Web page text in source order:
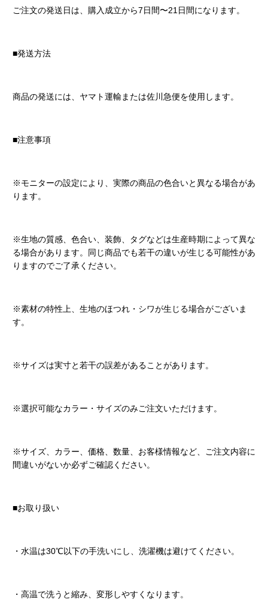
ご注文の発送日は、購入成立から7日間〜21日間になります。
■発送方法
商品の発送には、ヤマト運輸または佐川急便を使用します。
■注意事項
※モニターの設定により、実際の商品の色合いと異なる場合があ
ります。
※生地の質感、色合い、装飾、タグなどは生産時期によって異な
る場合があります。同じ商品でも若干の違いが生じる可能性があ
りますのでご了承ください。
※素材の特性上、生地のほつれ・シワが生じる場合がございま
す。
※サイズは実寸と若干の誤差があることがあります。
※選択可能なカラー・サイズのみご注文いただけます。
※サイズ、カラー、価格、数量、お客様情報など、ご注文内容に
間違いがないか必ずご確認ください。
■お取り扱い
・水温は30℃以下の手洗いにし、洗濯機は避けてください。
・高温で洗うと縮み、変形しやすくなります。